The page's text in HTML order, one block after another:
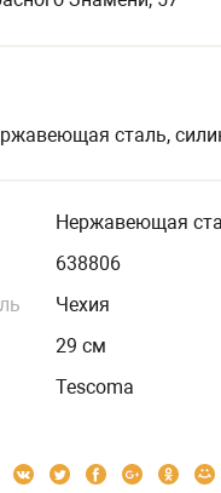
сталь,
Нержавеющая
638806
Чехия
29 см
Tescoma